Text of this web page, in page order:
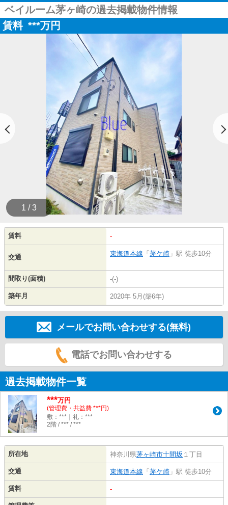
ベイルーム茅ヶ崎の過去掲載物件情報
賃料 ***万円
1 / 3
賃料 -
交通 東海道本線 「 茅ケ崎 」駅 徒歩10分
間取り(面積) -(-)
築年月 2020年 5月(築6年)
メールでお問い合わせする(無料)
電話でお問い合わせする
過去掲載物件一覧
***万円
(管理費・共益費 ***円)
敷：***｜礼：***
2階 / *** / ***
所在地 神奈川県茅ヶ崎市十間坂 １丁目
交通 東海道本線 「 茅ケ崎 」駅 徒歩10分
賃料 -